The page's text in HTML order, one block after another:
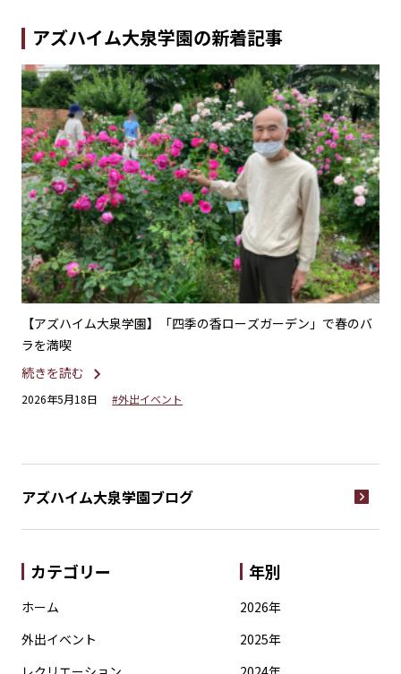
アズハイム大泉学園の新着記事
【アズハイム大泉学園】「四季の香ローズガーデン」で春のバ
ラを満喫
続きを読む
2026年5月18日 #外出イベント
アズハイム大泉学園ブログ
カテゴリー
ホーム
外出イベント
年別
2026年
2025年